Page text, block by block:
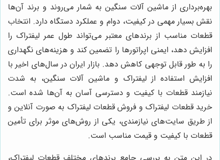
بهره‌برداری از ماشین آلات سنگین به شمار می‌روند و برند آن‌ها
نقش بسیار مهمی در کیفیت، دوام و عملکرد دستگاه دارد. انتخاب
قطعات مناسب از برندهای معتبر می‌تواند طول عمر لیفتراک را
افزایش دهد، ایمنی اپراتورها را تضمین کند و هزینه‌های نگهداری
را به طور قابل توجهی کاهش دهد. بازار ایران در سال‌های اخیر با
افزایش استفاده از لیفتراک و ماشین آلات سنگین، به شدت
نیازمند قطعات با کیفیت و دسترسی آسان به آن‌ها شده است.
خرید قطعات لیفتراک و فروش قطعات لیفتراک به صورت آنلاین و
از طریق سایت‌های نیازمندی، یکی از روش‌های موثر برای تأمین
قطعات با کیفیت و قیمت مناسب است.